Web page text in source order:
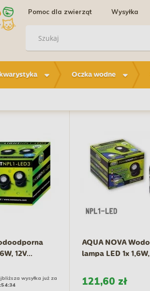
Pomoc dla zwierząt Wysyłka
Oczka wodne
12V...
wysyłka już za
AQUA NOVA
lampa LED 1x 1,6W,
121,60 zł